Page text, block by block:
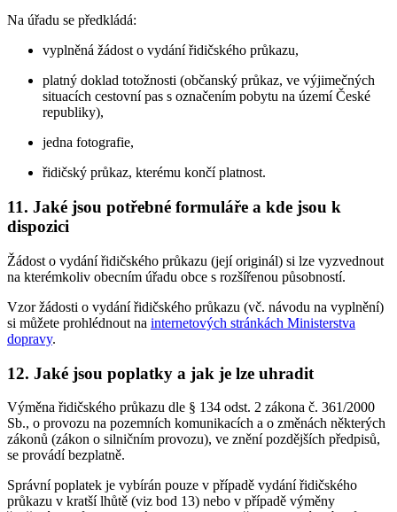
Na úřadu se předkládá:
vyplněná žádost o vydání řidičského průkazu,
platný doklad totožnosti (občanský průkaz, ve výjimečných
situacích cestovní pas s označením pobytu na území České
republiky),
jedna fotografie,
řidičský průkaz, kterému končí platnost.
11. Jaké jsou potřebné formuláře a kde jsou k
dispozici
Žádost o vydání řidičského průkazu (její originál) si lze vyzvednout
na kterémkoliv obecním úřadu obce s rozšířenou působností.
Vzor žádosti o vydání řidičského průkazu (vč. návodu na vyplnění)
si můžete prohlédnout na internetových stránkách Ministerstva
dopravy.
12. Jaké jsou poplatky a jak je lze uhradit
Výměna řidičského průkazu dle § 134 odst. 2 zákona č. 361/2000
Sb., o provozu na pozemních komunikacích a o změnách některých
zákonů (zákon o silničním provozu), ve znění pozdějších předpisů,
se provádí bezplatně.
Správní poplatek je vybírán pouze v případě vydání řidičského
průkazu v kratší lhůtě (viz bod 13) nebo v případě výměny